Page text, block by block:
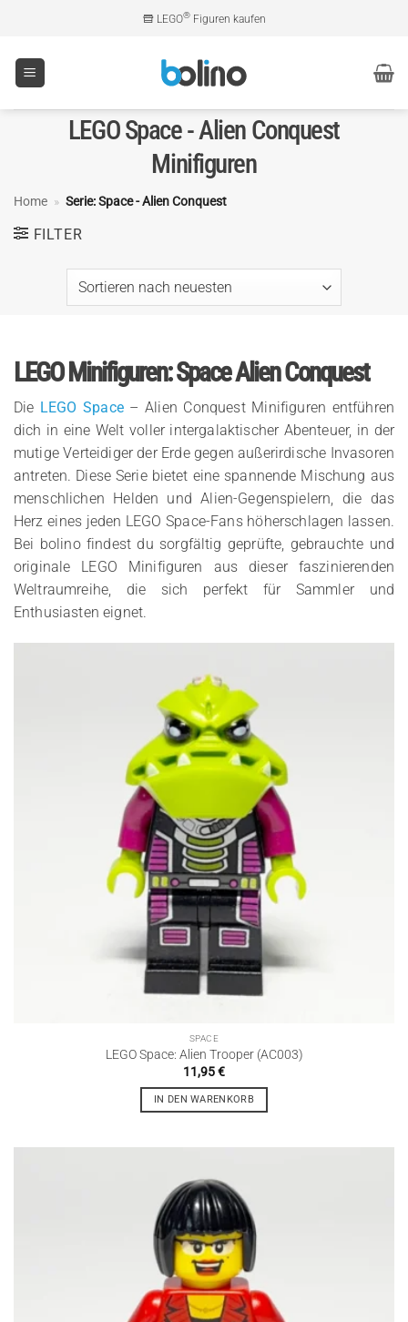
springen
LEGO®Figuren kaufen
LEGO Space - Alien Conquest
Minifiguren
Home » Serie: Space - Alien Conquest
FILTER
LEGO Minifiguren: Space Alien Conquest
Die LEGO Space– Alien Conquest Minifiguren entführen
dich in eine Welt voller intergalaktischer Abenteuer, in der
mutige Verteidiger der Erde gegen außerirdische Invasoren
antreten. Diese Serie bietet eine spannende Mischung aus
menschlichen Helden und Alien-Gegenspielern, die das
Herz eines jeden LEGO Space-Fans höherschlagen lassen.
Bei bolino findest du sorgfältig geprüfte, gebrauchte und
originale LEGO Minifiguren aus dieser faszinierenden
Weltraumreihe, die sich perfekt für Sammler und
Enthusiasten eignet.
SPACE
LEGO Space: Alien Trooper (AC003)
11,95€
IN DEN WARENKORB